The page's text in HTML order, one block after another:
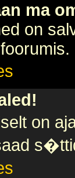
ma
on
on